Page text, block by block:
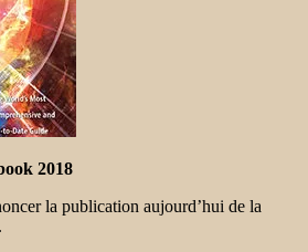
2018
la publication aujourd’hui de la